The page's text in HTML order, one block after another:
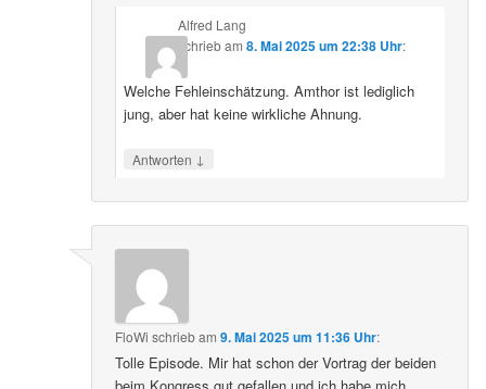
Alfred Lang
schriebam 8. Mai 2025 um 22:38 Uhr:
Welche Fehleinschätzung. Amthor ist lediglich
jung, aber hat keine wirkliche Ahnung.
Antworten ↓
FloWi schriebam9. Mai 2025 um 11:36 Uhr:
Tolle Episode. Mir hat schon der Vortrag der beiden